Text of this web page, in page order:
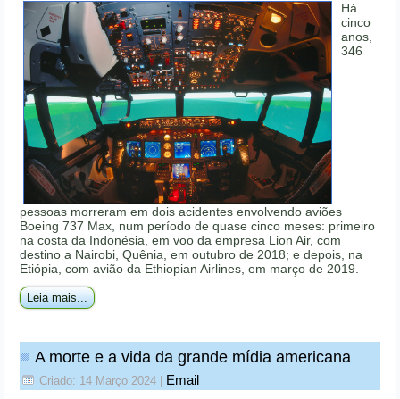
Há
cinco
anos,
346
pessoas morreram em dois acidentes envolvendo aviões
Boeing 737 Max, num período de quase cinco meses: primeiro
na costa da Indonésia, em voo da empresa Lion Air, com
destino a Nairobi, Quênia, em outubro de 2018; e depois, na
Etiópia, com avião da Ethiopian Airlines, em março de 2019.
Leia mais...
A morte e a vida da grande mídia americana
Criado: 14 Março 2024 Email